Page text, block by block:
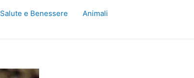
Salute e Benessere
Animali